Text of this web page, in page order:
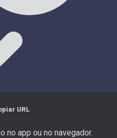
URL
no app ou no navegador.